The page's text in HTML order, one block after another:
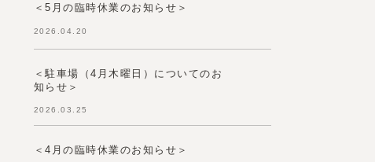
＜5月の臨時休業のお知らせ＞
2026.04.20
＜駐車場（4月木曜日）についてのお
知らせ＞
2026.03.25
＜4月の臨時休業のお知らせ＞